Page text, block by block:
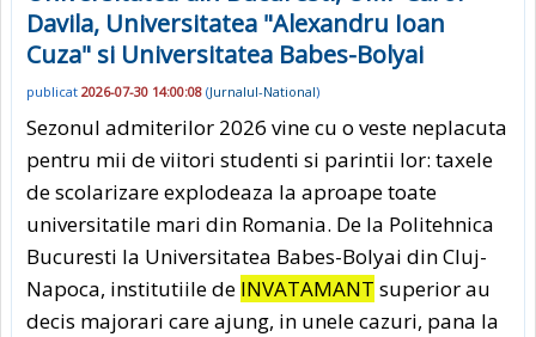
Davila, Universitatea "Alexandru Ioan
Cuza" si Universitatea Babes-Bolyai
publicat 2026-07-30 14:00:08 (Jurnalul-National)
Sezonul admiterilor 2026 vine cu o veste neplacuta
pentru mii de viitori studenti si parintii lor: taxele
de scolarizare explodeaza la aproape toate
universitatile mari din Romania. De la Politehnica
Bucuresti la Universitatea Babes-Bolyai din Cluj-
Napoca, institutiile de INVATAMANT superior au
decis majorari care ajung, in unele cazuri, pana la